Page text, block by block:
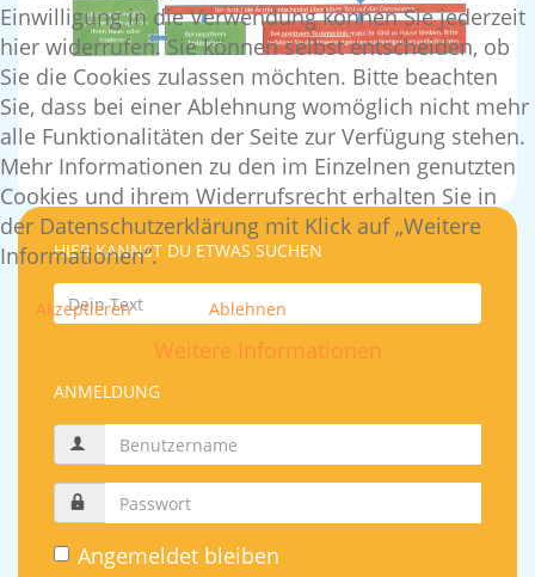
HIER KANNST DU ETWAS SUCHEN
ANMELDUNG
Angemeldet bleiben
Einwilligung in die Verwendung können Sie jederzeit
hier widerrufen. Sie können selbst entscheiden, ob
Sie die Cookies zulassen möchten. Bitte beachten
Sie, dass bei einer Ablehnung womöglich nicht mehr
alle Funktionalitäten der Seite zur Verfügung stehen.
Mehr Informationen zu den im Einzelnen genutzten
Cookies und ihrem Widerrufsrecht erhalten Sie in
der Datenschutzerklärung mit Klick auf „Weitere
Informationen“.
Akzeptieren Ablehnen
Weitere Informationen